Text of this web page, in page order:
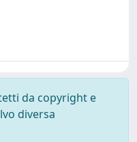
da copyright e
diversa